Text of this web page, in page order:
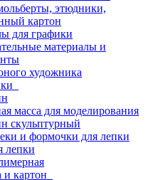
этюдники,
картон
для графики
материалы и
художника
масса для моделирования
скульптурный
и формочки для лепки
лепки
и картон